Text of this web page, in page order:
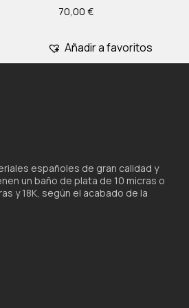
70,00 €
Añadir a favoritos
españoles de gran calidad y
un baño de plata de 10 micras o
y 18K, según el acabado de la
de nuestros productos los hace
su forma como su color, pueden
envíos se presenta con esmero